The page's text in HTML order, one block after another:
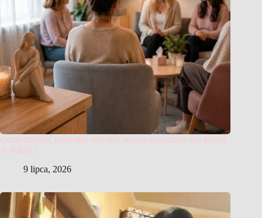
Gdzie znaleźć prywatny ośrodek terapii uzależnień dla kobiet
w Polsce?
9 lipca, 2026